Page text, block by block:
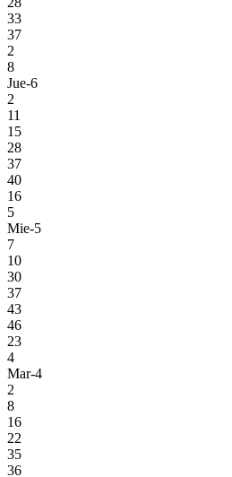
33
37
2
8
Jue-6
2
11
15
28
37
40
16
5
Mie-5
7
10
30
37
43
46
23
4
Mar-4
2
8
16
22
35
36